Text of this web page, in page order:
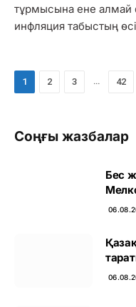
тұрмысына ене алмай
инфляция табыстың
1 2 3 … 42
Соңғы жазбалар
Бес